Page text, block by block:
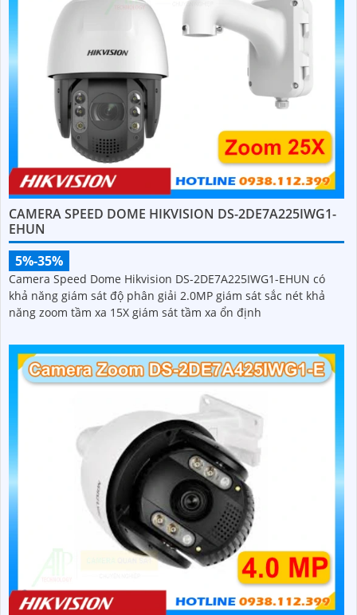
CAMERA SPEED DOME HIKVISION DS-2DE7A225IWG1-
EHUN
5%-35%
Camera Speed Dome Hikvision DS-2DE7A225IWG1-EHUN có
khả năng giám sát độ phân giải 2.0MP giám sát sắc nét khả
năng zoom tầm xa 15X giám sát tầm xa ổn định